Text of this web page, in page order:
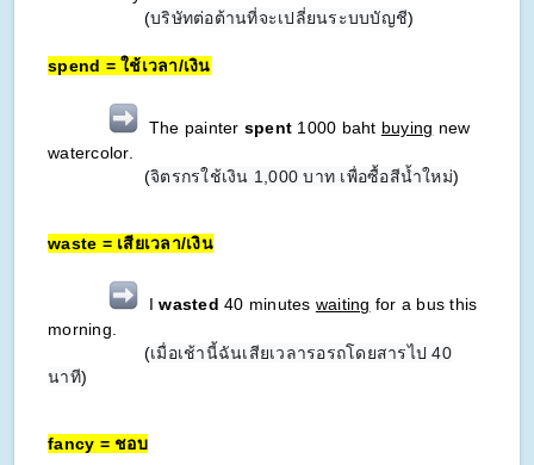
(บริษัทต่อต้านที่จะเปลี่ยนระบบบัญชี)
spend = ใช้เวลา/เงิน
The painter spent 1000 baht buying new
watercolor.
(จิตรกรใช้เงิน 1,000 บาท เพื่อซื้อสีน้ำใหม่)
waste = เสียเวลา/เงิน
I wasted 40 minutes waiting for a bus this
morning.
(เมื่อเช้านี้ฉันเสียเวลารอรถโดยสารไป 40
นาที)
fancy = ชอบ